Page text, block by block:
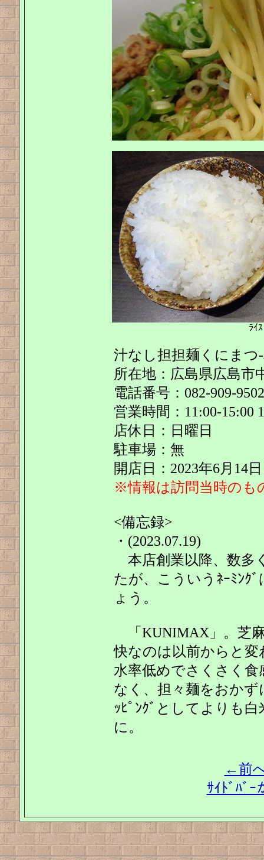
ﾗｲ
汁なし担担麺くにまつ
所在地：広島県広島市
電話番号：082-909-9502
営業時間：11:00-15:00
店休日：日曜日
駐車場：無
開店日：2023年6月14日
※情報は訪問当時のも
<備忘録>
・(2023.07.19)
本店創業以降、数多
たが、こういうﾈｰﾐﾝｸ
ょう。
「KUNIMAX」。芝
快なのは以前からと変
水率低めでさくさく
なく、担々麺をおかず
ｯﾋﾟﾝｸﾞとしてよりも
に。
←前
ｻｲﾄﾞﾊﾞ